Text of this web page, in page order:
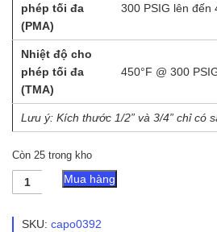
phép tối đa
(PMA)
300 PSIG lên đến
Nhiệt độ cho
phép tối đa
(TMA)
450°F @ 300
Lưu ý: Kích thước 1/2” và 3/4” chỉ có
Còn 25 trong kho
Bẫy
Hơi
FTT
Mua hàng
SKU: capo0392